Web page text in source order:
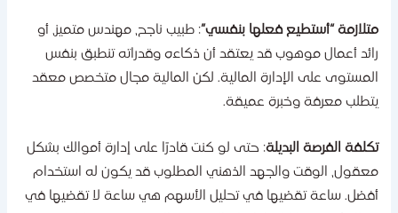
“أستطيع فعلها بنفسي”: طبيب ناجح، مهندس متميز، أو
أعمال موهوب قد يعتقد أن ذكاءه وقدراته تنطبق بنفس
على الإدارة المالية. لكن المالية مجال متخصص معقد
معرفة وخبرة عميقة.
الفرصة البديلة: حتى لو كنت قادرًا على إدارة أموالك بشكل
الوقت والجهد الذهني المطلوب قد يكون له استخدام
ساعة تقضيها في تحليل الأسهم هي ساعة لا تقضيها في